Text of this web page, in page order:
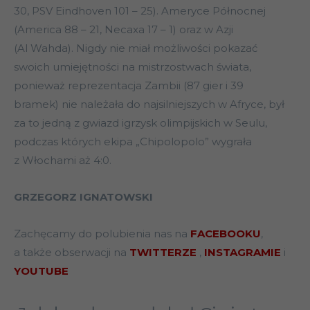
30, PSV Eindhoven 101 – 25). Ameryce Północnej
(America 88 – 21, Necaxa 17 – 1) oraz w Azji
(Al Wahda). Nigdy nie miał możliwości pokazać
swoich umiejętności na mistrzostwach świata,
ponieważ reprezentacja Zambii (87 gier i 39
bramek) nie należała do najsilniejszych w Afryce, był
za to jedną z gwiazd igrzysk olimpijskich w Seulu,
podczas których ekipa „Chipolopolo” wygrała
z Włochami aż 4:0.
GRZEGORZ IGNATOWSKI
Zachęcamy do polubienia nas na FACEBOOKU,
a także obserwacji na TWITTERZE , INSTAGRAMIE i
YOUTUBE